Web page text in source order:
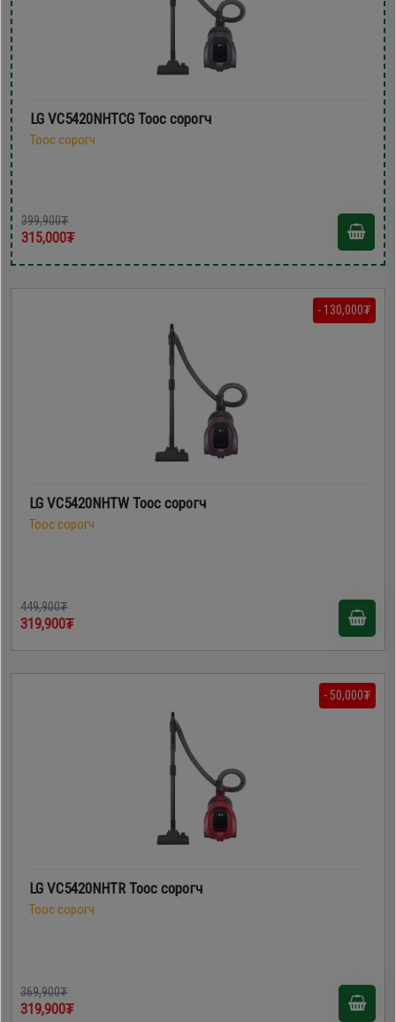
LG VC5420NHTCG Тоос сорогч
Тоос сорогч
399,900₮
315,000₮
- 130,000₮
LG VC5420NHTW Тоос сорогч
Тоос сорогч
449,900₮
319,900₮
- 50,000₮
LG VC5420NHTR Тоос сорогч
Тоос сорогч
369,900₮
319,900₮